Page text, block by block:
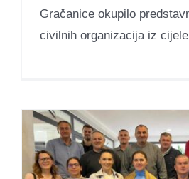
Gračanice okupilo
civilnih organizacija iz